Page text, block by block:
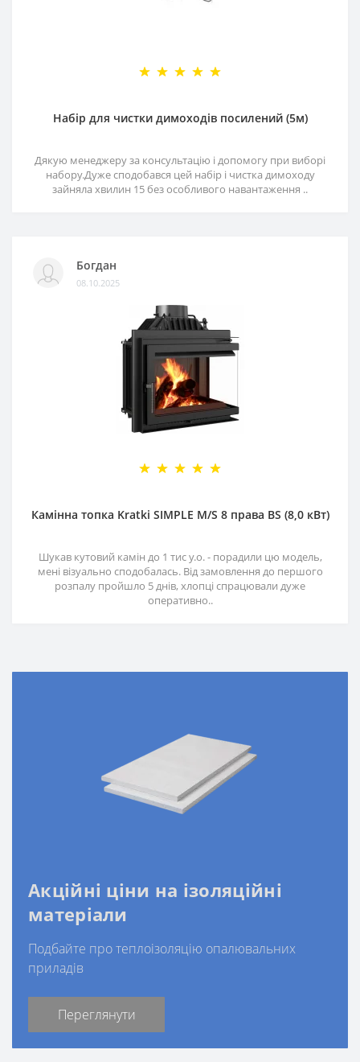
Набір для чистки димоходів посилений (5м)
Дякую менеджеру за консультацію і допомогу при виборі
набору.Дуже сподобався цей набір і чистка димоходу
зайняла хвилин 15 без особливого навантаження ..
Богдан
08.10.2025
Камінна топка Kratki SIMPLE M/S 8 права BS (8,0 кВт)
Шукав кутовий камін до 1 тис у.о. - порадили цю модель,
мені візуально сподобалась. Від замовлення до першого
розпалу пройшло 5 днів, хлопці спрацювали дуже
оперативно..
Акційні ціни на ізоляційні
матеріали
Подбайте про теплоізоляцію опалювальних
приладів
Переглянути